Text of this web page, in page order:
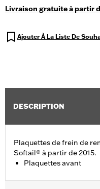
Livraison gratuite à partir
Ajouter À La Liste De
DESCRIPTION
Plaquettes de frein de
Softail® à partir de 2015.
Plaquettes avant